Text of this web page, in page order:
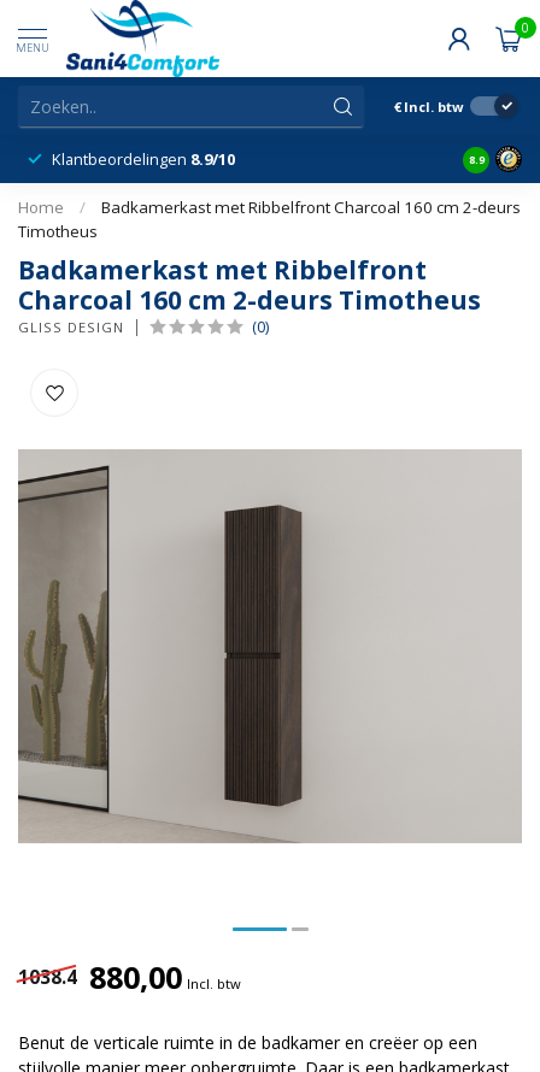
MENU
0
€ Incl. btw
Klantbeordelingen 8.9/10 8.9
Home /
Badkamerkast met Ribbelfront Charcoal 160 cm 2-deurs
Timotheus
Badkamerkast met Ribbelfront
Charcoal 160 cm 2-deurs Timotheus
GLISS DESIGN (0)
1038.4 880,00 Incl. btw
Benut de verticale ruimte in de badkamer en creëer op een